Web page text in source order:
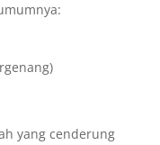
yang cenderung